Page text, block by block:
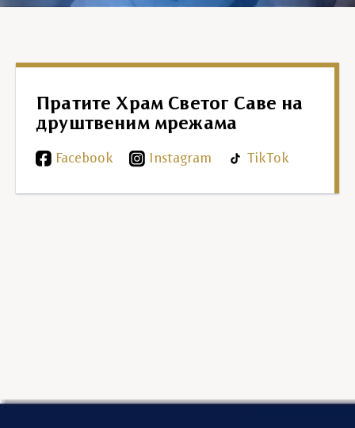
Пратите Храм Светог Саве на
друштвеним мрежама
Facebook Instagram TikTok